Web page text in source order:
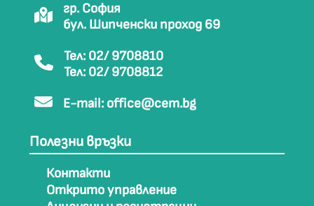
гр. София
бул. Шипченски проход 69
Тел: 02/ 9708810
Тел: 02/ 9708812
E-mail: office@cem.bg
Полезни връзки
Контакти
Открито управление